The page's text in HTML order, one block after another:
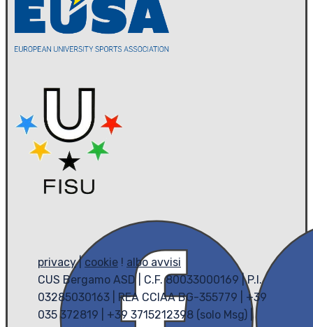
privacy|cookie ! albo avvisi
CUS Bergamo ASD | C.F. 80033000169 | P.I.
03285030163 | REA CCIAA BG-355779 | +39
035 372819 | +39 3715212398 (solo Msg) |